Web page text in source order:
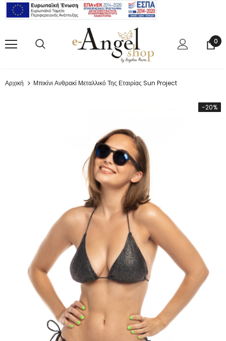
0
Αρχική Μπικίνι Ανθρακί Μεταλλικό Της Εταιρίας Sun Project
-20%